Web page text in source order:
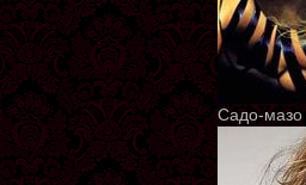
Садо-мазо